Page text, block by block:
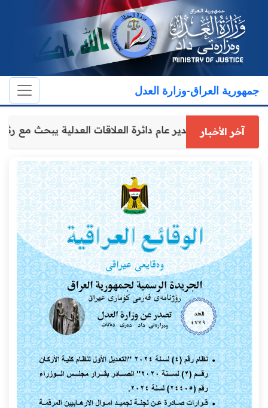
جمهورية العراق-وزارة العدل
آخر الأخبار مدير عام دائرة العلاقات العدلية يبحث